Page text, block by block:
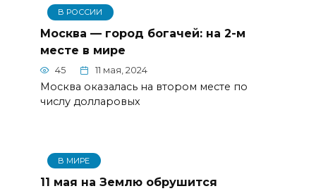
В РОССИИ
Москва — город богачей: на 2-м
месте в мире
45 11 мая, 2024
Москва оказалась на втором месте по
числу долларовых
В МИРЕ
11 мая на Землю обрушится